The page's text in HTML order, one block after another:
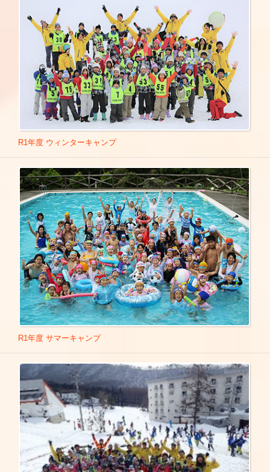
■福島県会津若松市 鶴ヶ城体育館 「親子体操教室＆指導者
養成講習会」2020年10月25日
■全国保育士会「保育士会だより300号」特集 オンライン鼎
談 14時～15時 Link
■広島県山県郡北広島町 豊平どんぐり村「親子体操教室」20
20年11月8日
■青森県青森市 親子体操普及員育養成講座 2020年11月14日
～15日
■東京都大田区 保護者向けオンライン講演会 2020年11月17
日
■山口県和木町 親子体操教室 2020年11月22日
■兵庫県 イオン明石ショッピングセンターイベント 2020年1
1月29日
■福岡県 大牟田市若草幼稚園：親子体操教室 2020年12月6日
■石川県 国立能登青少年交流の家：親子体操教室（金沢大学
体育館）2020年12月12日
■大田区私立幼稚園連合会指導者講演会 2021年1月20日
■オンライン講演会340園対象 公益社団法人 福岡県保育協会
主催 2021年2月9日Link
■福岡県保育協会講演会 2021年2月9日Link
■2021日本体操祭：お～るど・ボーイズのメンバーとして出
演
一般体操 – 公益財団法人日本体操協会 (jpn-gym.or.jp)
テレ朝チャンネル2にて放送
2021年2月11日 生中継
2021年2月21日 動画発表部門 再放送
2021年3月6日 会場発表部門 再放送
■日本体育大学オープンキャンパス 体操指導 2021年3月21日
Link
■三重県 くわな幼稚園・認定こども園くわな 園内研修会 20
21年3月27日 Link
■岐阜県高山市 聖火リレー 最終ランナー担当 2021年4月3日
NHK 東京2020オリンピック聖火リレー
■岐阜県岐阜市 聖火リレーセレブレーション出演 2021年4月
■中居正広の怪しい噂の集まる図書館
■いきなり！黄金伝説。
■トリハダ秘スクープ映像100科ジテン
■世界にひとつ ミラクルレシピ
■関ジャニの仕分け∞
■ナニコレ珍百景
■くりぃむしちゅーのハナタカ！優越館
■帰れマンデー見っけ隊！
■あるある議事堂
■しくじり先生
14時50分
【 テレビ東京 】
■大人の極上ゆるり旅
■トミカヒーロー レスキューファイアー(2009年) -大河直
司博士役
■グアムでわいわい!子供を笑顔にする旅
■KRHチャンピオンシップゴルフ 異種格闘杯
■レディス4
■家族になろう（よ）
■歴史の道 歩き旅
■おしかけスピリチュアル
■ゴルフの真髄
■L4YOU！（エル・フォー・ユー）
■昼めし旅 ～あなたのご飯見せてください!
■ソレダメ～あなたの常識は非常識～
■石田純一のサンデーゴルフ
■朝の！さんぽ道
■叙々苑カップ
■ハーフタイムツアーズ 前編 2020年10月15日Link
■ハーフタイムツアーズ 後編 2020年10月16日Link
【 TOKYO MX 】
R1年度 ウィンターキャンプ
R1年度 サマーキャンプ